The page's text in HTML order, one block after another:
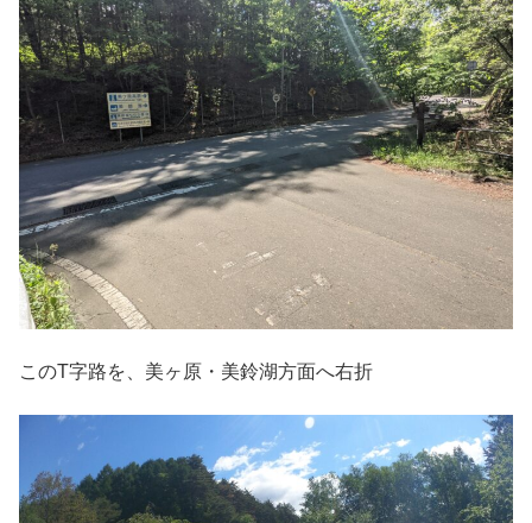
このT字路を、美ヶ原・美鈴湖方面へ右折